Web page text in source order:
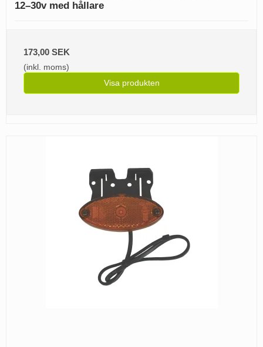
12–30v med hållare
173,00 SEK
(inkl. moms)
Visa produkten